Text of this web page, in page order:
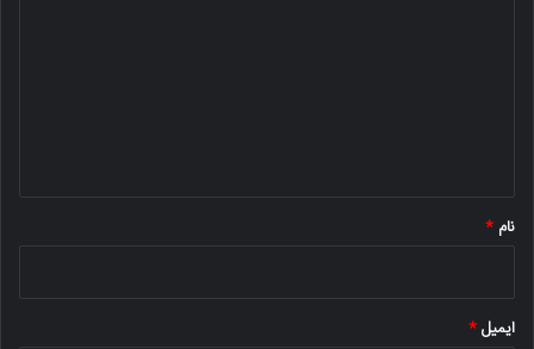
نام *
ایمیل*